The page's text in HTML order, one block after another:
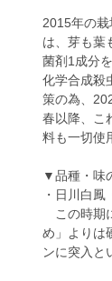
2015年の
は、芽も葉
菌剤1成分
化学合成殺
策の為、
春以降、こ
料も一切使
▼品種・味
・日川白鳳
この時期
め」よりは
ンに突入と